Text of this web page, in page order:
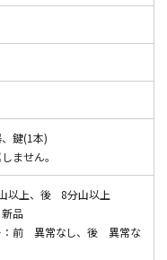
鍵(1本)
ません。
以上、後 8分山以上
品
：前 異常なし、後 異常な